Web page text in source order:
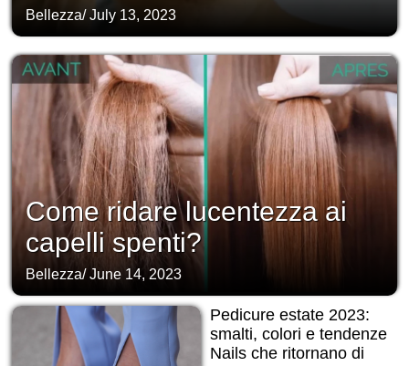
Bellezza/July 13, 2023
Come ridare lucentezza ai
capelli spenti?
Bellezza/June 14, 2023
Pedicure estate 2023:
smalti, colori e tendenze
Nails che ritornano di